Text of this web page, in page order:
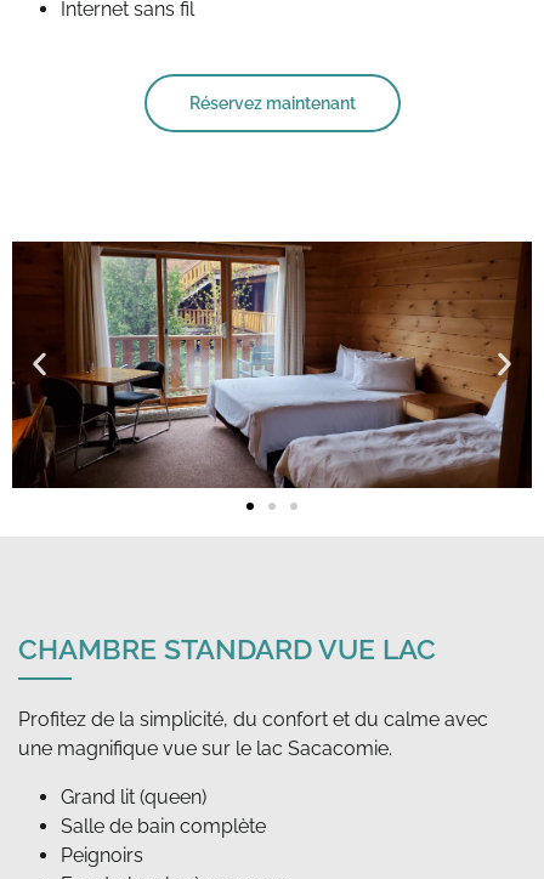
Internet sans fil
Réservez maintenant
CHAMBRE STANDARD VUE LAC
Profitez de la simplicité, du confort et du calme avec
Grand lit (queen)
Salle de bain complète
Peignoirs